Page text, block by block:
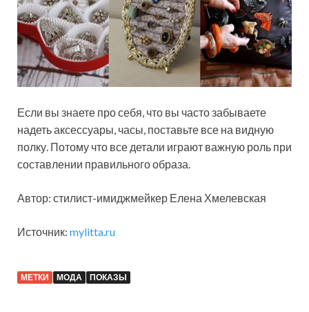
Если вы знаете про себя, что вы часто забываете
надеть аксессуары, часы, поставьте все на видную
полку. Потому что все детали играют важную роль при
составлении правильного образа.
Автор: стилист-имиджмейкер Елена Хмелевская
Источник: mylitta.ru
МЕТКИ МОДА ПОКАЗЫ